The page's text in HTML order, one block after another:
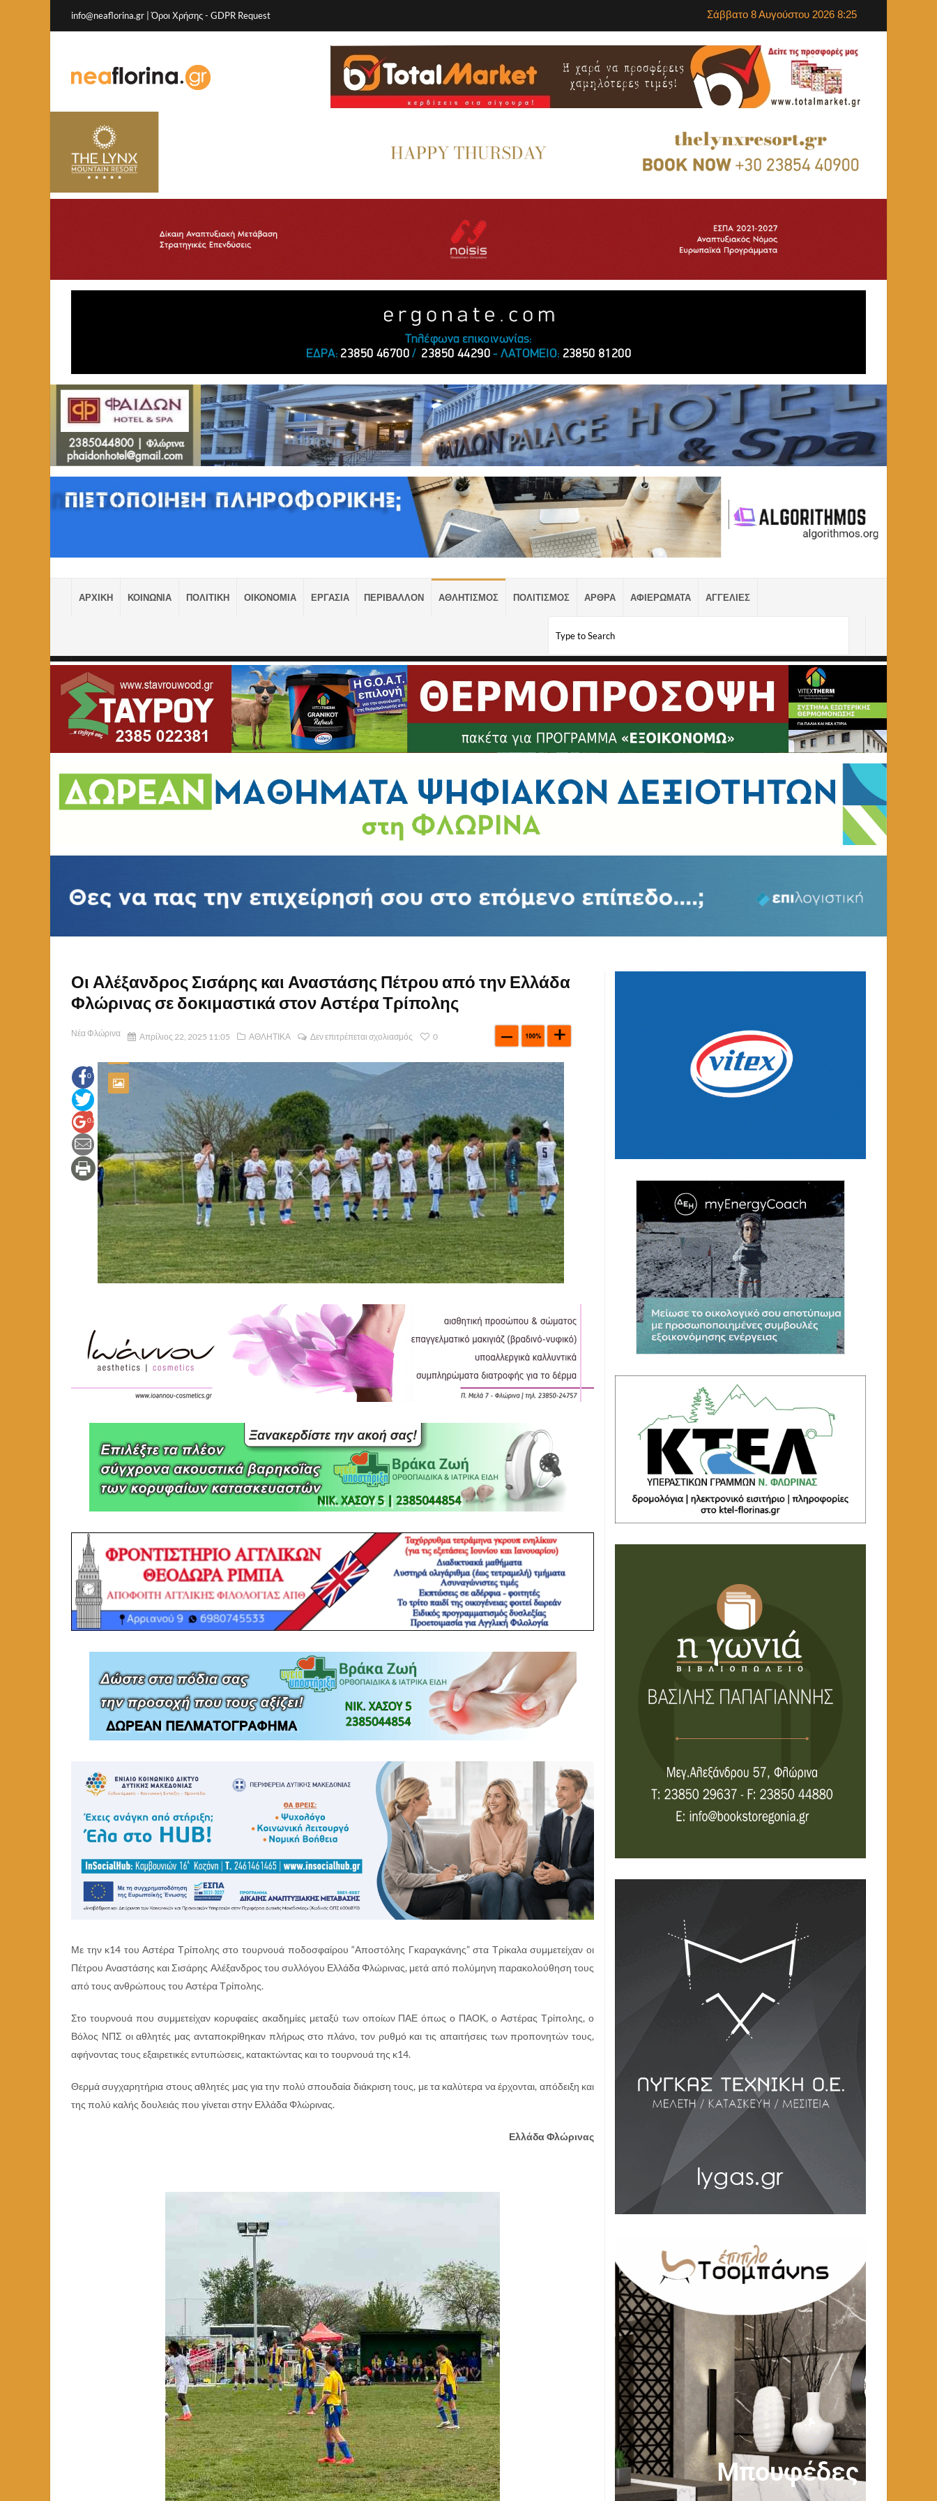
info@neaflorina.gr |Όροι Χρήσης- GDPR Request Σάββατο 8 Αυγούστου 2026 8:25
ΑΡΧΙΚΗ ΚΟΙΝΩΝΙΑ ΠΟΛΙΤΙΚΗ ΟΙΚΟΝΟΜΙΑ ΕΡΓΑΣΙΑ ΠΕΡΙΒΑΛΛΟΝ ΑΘΛΗΤΙΣΜΟΣ ΠΟΛΙΤΙΣΜΟΣ ΑΡΘΡΑ ΑΦΙΕΡΩΜΑΤΑ ΑΓΓΕΛΙΕΣ
Οι Αλέξανδρος Σισάρης και Αναστάσης Πέτρου από την Ελλάδα
Φλώρινας σε δοκιμαστικά στον Αστέρα Τρίπολης
Νέα Φλώρινα Απρίλιος 22, 2025 11:05 ΑΘΛΗΤΙΚΑ Δεν επιτρέπεται σχολιασμός 0
0
0
Με την κ14 του Αστέρα Τρίπολης στο τουρνουά ποδοσφαίρου “Αποστόλης Γκαραγκάνης” στα Τρίκαλα συμμετείχαν οι
Πέτρου Αναστάσης και Σισάρης Αλέξανδρος του συλλόγου Ελλάδα Φλώρινας, μετά από πολύμηνη παρακολούθηση τους
από τους ανθρώπους του Αστέρα Τρίπολης.
Στο τουρνουά που συμμετείχαν κορυφαίες ακαδημίες μεταξύ των οποίων ΠΑΕ όπως ο ΠΑΟΚ, ο Αστέρας Τρίπολης, ο
Βόλος ΝΠΣ οι αθλητές μας ανταποκρίθηκαν πλήρως στο πλάνο, τον ρυθμό και τις απαιτήσεις των προπονητών τους,
αφήνοντας τους εξαιρετικές εντυπώσεις, κατακτώντας και το τουρνουά της κ14.
Θερμά συγχαρητήρια στους αθλητές μας για την πολύ σπουδαία διάκριση τους, με τα καλύτερα να έρχονται, απόδειξη και
της πολύ καλής δουλειάς που γίνεται στην Ελλάδα Φλώρινας.
Ελλάδα Φλώρινας